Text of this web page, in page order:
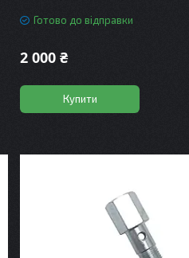
Готово до відправки
2 000 ₴
Купити